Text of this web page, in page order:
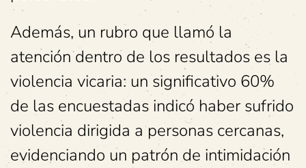
Además, un rubro que llamó la
atención dentro de los resultados es la
violencia vicaria: un significativo 60%
de las encuestadas indicó haber sufrido
violencia dirigida a personas cercanas,
evidenciando un patrón de intimidación